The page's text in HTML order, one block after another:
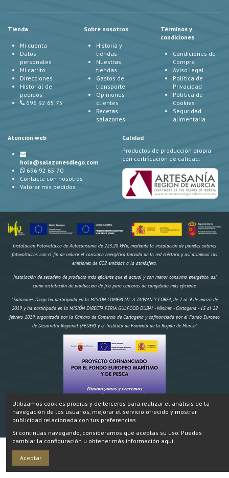
Tienda
Mi cuenta
Datos
personales
Mi carrito
Direcciones
Historial de
pedidos
696 92 65 75
Sobre nosotros
Historia y
tiendas
Nuestras
tiendas
Gastos de
transporte
Opiniones
clientes
Recetas
salazones
Términos y
condiciones
Condiciones de
Compra
Aviso legal
Política de
Privacidad
Política de
Cookies
Seguridad
alimentaria
Atención web
hola@salazonesdiego.com
696 92 65 70
Contacte con nosotros
Valorar mis pedidos
Calidad
Productos de producción propia
con certificación de calidad:
Instalación Fotovoltaica de Autoconsumo de 223,20 kWp, mediante la instalación de paneles solares
fotovoltaicos con el fin de reducir el consumo energético tomado de la red eléctrica y así disminuir las
emisiones de CO2 emitidas a la atmósfera.
Instalación de secadero de producto más eficiente que el actual y con menor consumo energético, así
como instalación de producción de frío para cámaras de congelado más eficiente.
"Salazones Diego ha participado en la MISIÓN COMERCIAL A TAIWAN Y COREA, de 2 al 9 de marzo de
2019 y ha participado en la MISIÓN DIRECTA FERIA GULFOOD DUBAI - Mínimis - Cartagena - 15 al 22
febrero 2019, organizada por la Cámara de Comercio de Cartagena y cofinanciada por el Fondo Europeo
de Desarrollo Regional (FEDER) y el Instituto de Fomento de la Región de Murcia"
"Construcción de un secadero artificial y dos obradores climatizados, IMPORTE AYUDA
174.970,18 € FEMP 58.695,96€ CARM 19.564,99€ Total 78.259,95€" Proyecto cofinanciado por el Fondo
Europeo Marítimo y de Pesca.
Utilizamos cookies propias y de terceros para realizar el análisis de la
navegación de los usuarios, mejorar el servicio ofrecido y mostrar
publicidad relacionada con tus preferencias.
Si continúas navegando, consideramos que aceptas su uso. Puedes
cambiar la configuración u obtener más información aquí
Aceptar